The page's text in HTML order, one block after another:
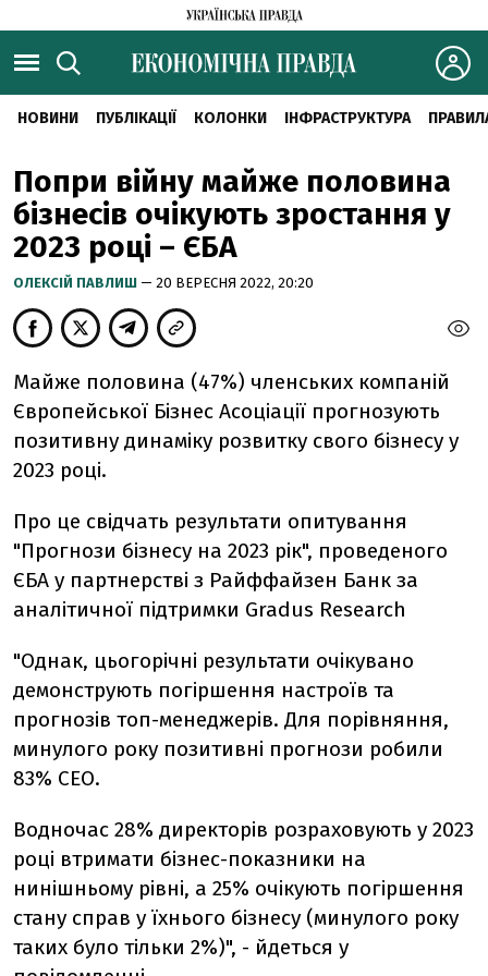
НОВИНИ ПУБЛІКАЦІЇ КОЛОНКИ ІНФРАСТРУКТУРА
Попри війну майже половина
бізнесів очікують зростання у
2023 році – ЄБА
ОЛЕКСІЙ ПАВЛИШ — 20 ВЕРЕСНЯ 2022, 20:20
Майже половина (47%) членських компаній
Європейської Бізнес Асоціації прогнозують
позитивну динаміку розвитку свого бізнесу у
2023 році.
Про це свідчать результати опитування
"Прогнози бізнесу на 2023 рік", проведеного
ЄБА у партнерстві з Райффайзен Банк за
аналітичної підтримки Gradus Research
"Однак, цьогорічні результати очікувано
демонструють погіршення настроїв та
прогнозів топ-менеджерів. Для порівняння,
минулого року позитивні прогнози робили
83% СЕО.
Водночас 28% директорів розраховують у 2023
році втримати бізнес-показники на
нинішньому рівні, а 25% очікують погіршення
стану справ у їхнього бізнесу (минулого року
таких було тільки 2%)", - йдеться у